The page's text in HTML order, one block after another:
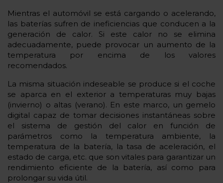
Mientras el automóvil se está cargando o acelerando,
las baterías sufren de ineficiencias que conducen a la
generación de calor. Si este calor no se elimina
adecuadamente, puede provocar un aumento de la
temperatura por encima de los valores
recomendados.
La misma situación indeseable se produce si el coche
se aparca en el exterior a temperaturas muy bajas
(invierno) o altas (verano). En este marco, un gemelo
digital capaz de tomar decisiones instantáneas sobre
el sistema de gestión del calor en función de
parámetros como la temperatura ambiente, la
temperatura de la batería, la tasa de aceleración, el
estado de carga, etc. que son vitales para garantizar un
rendimiento eficiente de la batería, así como para
prolongar su vida útil.